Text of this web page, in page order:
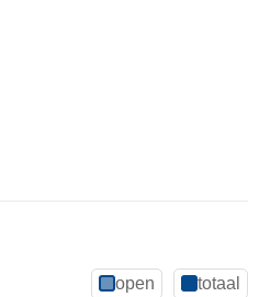
open totaal